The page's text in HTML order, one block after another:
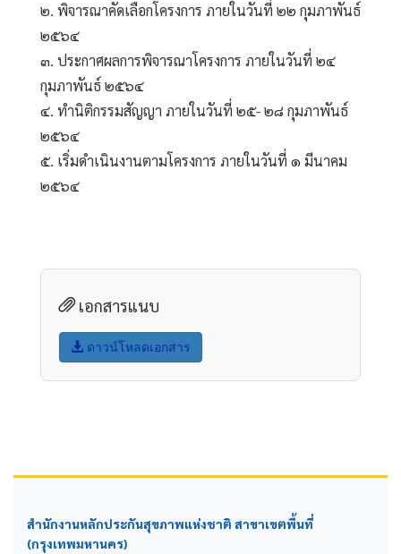
๒. พิจารณาคัดเลือกโครงการ ภายในวันที่ ๒๒ กุมภาพันธ์
๒๕๖๔
๓. ประกาศผลการพิจารณาโครงการ ภายในวันที่ ๒๔
กุมภาพันธ์ ๒๕๖๔
๔. ทำนิติกรรมสัญญา ภายในวันที่ ๒๕- ๒๘ กุมภาพันธ์
๒๕๖๔
๕. เริ่มดำเนินงานตามโครงการ ภายในวันที่ ๑ มีนาคม
๒๕๖๔
เอกสารแนบ
ดาวน์โหลดเอกสาร
สำนักงานหลักประกันสุขภาพแห่งชาติ สาขาเขตพื้นที่
(กรุงเทพมหานคร)